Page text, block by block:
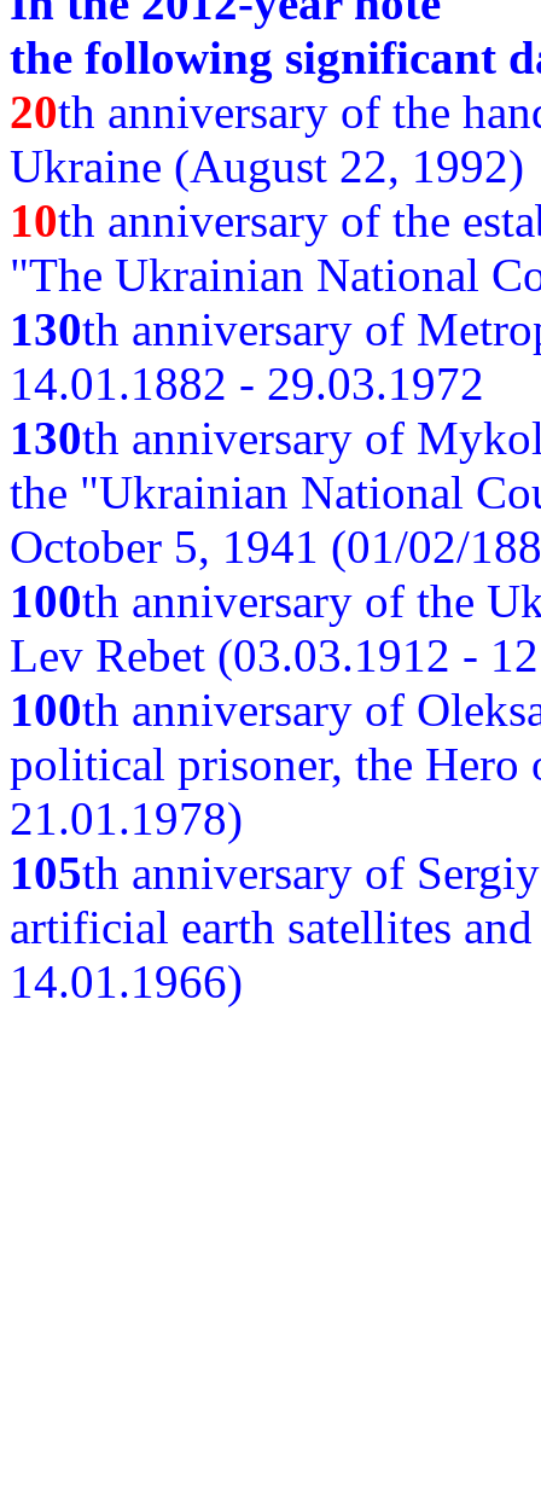
the following significant
20th anniversary of the
Ukraine (August 22, 1992)
10th anniversary of the
"The Ukrainian National
130th anniversary of
14.01.1882 - 29.03.1972
130th anniversary of
the "Ukrainian National
October 5, 1941 (01/02/
100th anniversary of the
Lev Rebet (03.03.1912 -
100th anniversary of
political prisoner, the
21.01.1978)
105th anniversary of
artificial earth satellites
14.01.1966)